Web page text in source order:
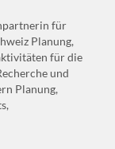
für
Planung,
für die
und
Planung,